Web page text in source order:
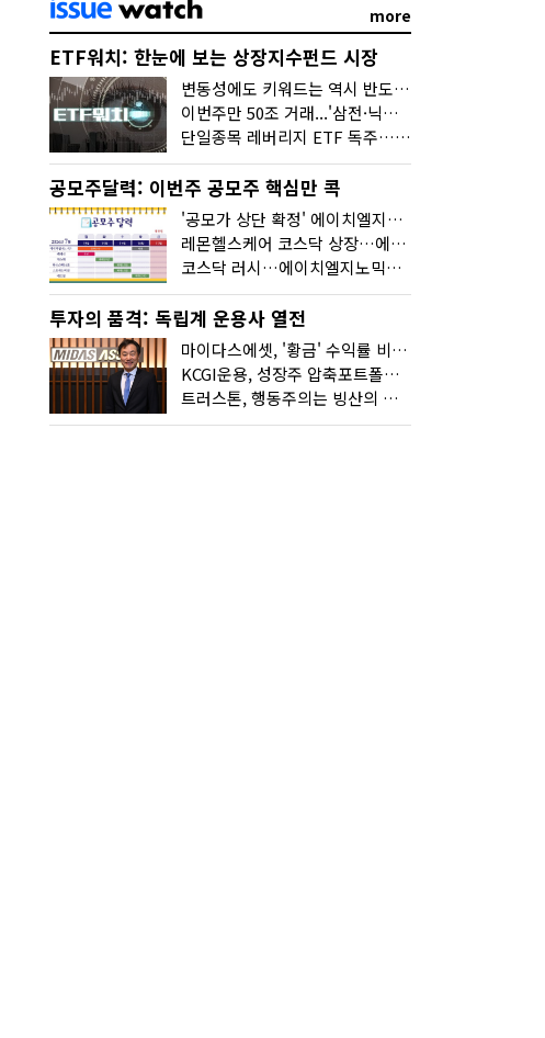
more
ETF워치: 한눈에 보는 상장지수펀드 시장
변동성에도 키워드는 역시 반도체…신상품은 우주·방산
이번주만 50조 거래...'삼전·닉스 레버리지' 수익률은 -30%
단일종목 레버리지 ETF 독주…'증시 블랙홀'
공모주달력: 이번주 공모주 핵심만 콕
'공모가 상단 확정' 에이치엘지노믹스 청약
레몬헬스케어 코스닥 상장…에이치엘지노믹스 수요예측
코스닥 러시…에이치엘지노믹스 수요예측·레메디 청약
투자의 품격: 독립계 운용사 열전
마이다스에셋, '황금' 수익률 비결은 '꾸준함'
KCGI운용, 성장주 압축포트폴리오로 새 길을 그리다
트러스톤, 행동주의는 빙산의 일각...진정한 힘은 '주식형 강자'